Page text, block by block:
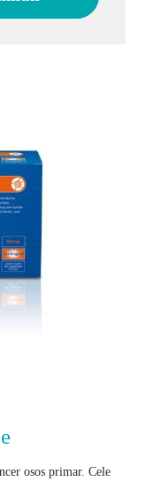
osos primar. Cele